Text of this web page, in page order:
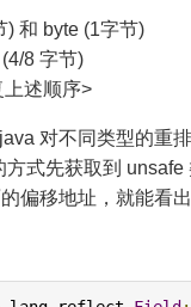
) 和 byte (1字节)
8 字节)
述顺序>
对不同类型的重
式先获取到 unsafe
偏移地址，就能看出